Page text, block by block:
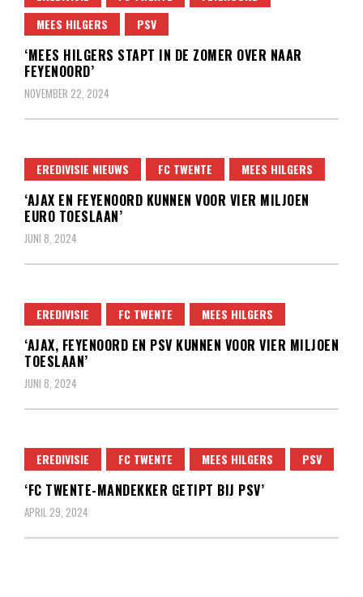
MEES HILGERS
PSV
‘MEES HILGERS STAPT IN DE ZOMER OVER NAAR
FEYENOORD’
NOVEMBER 22, 2024
EREDIVISIE NIEUWS FC TWENTE MEES HILGERS
‘AJAX EN FEYENOORD KUNNEN VOOR VIER MILJOEN
EURO TOESLAAN’
JUNI 8, 2024
EREDIVISIE FC TWENTE MEES HILGERS
‘AJAX, FEYENOORD EN PSV KUNNEN VOOR VIER MILJOEN
TOESLAAN’
JUNI 8, 2024
EREDIVISIE FC TWENTE MEES HILGERS PSV
‘FC TWENTE-MANDEKKER GETIPT BIJ PSV’
APRIL 29, 2024